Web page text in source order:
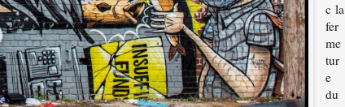
c la
fer
me
tur
e
du